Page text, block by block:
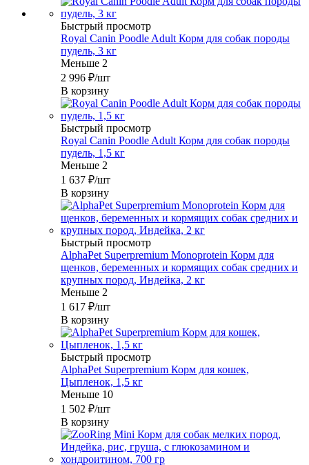
Быстрый просмотр
Royal Canin Poodle Adult Корм для собак породы
пудель, 3 кг
Меньше 2
2 996 ₽/шт
В корзину
Быстрый просмотр
Royal Canin Poodle Adult Корм для собак породы
пудель, 1,5 кг
Меньше 2
1 637 ₽/шт
В корзину
Быстрый просмотр
AlphaPet Superpremium Monoprotein Корм для
щенков, беременных и кормящих собак средних и
крупных пород, Индейка, 2 кг
Меньше 2
1 617 ₽/шт
В корзину
Быстрый просмотр
AlphaPet Superpremium Корм для кошек,
Цыпленок, 1,5 кг
Меньше 10
1 502 ₽/шт
В корзину